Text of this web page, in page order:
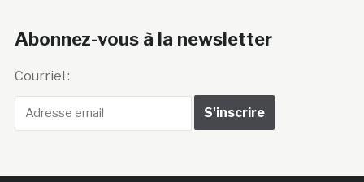
Abonnez-vous à la newsletter
Courriel :